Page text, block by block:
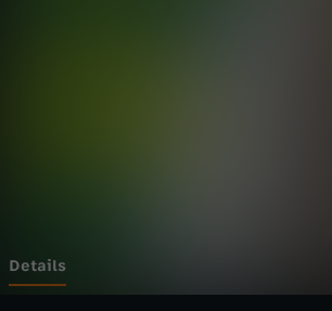
a
Details